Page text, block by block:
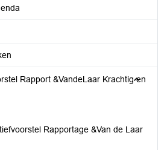
Rapport &VandeLaar Krachtig en
Rapportage &Van de Laar